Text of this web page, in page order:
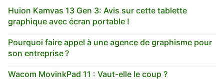
Huion Kamvas 13 Gen 3: Avis sur cette tablette
graphique avec écran portable !
Pourquoi faire appel à une agence de graphisme pour
son entreprise ?
Wacom MovinkPad 11 : Vaut-elle le coup ?